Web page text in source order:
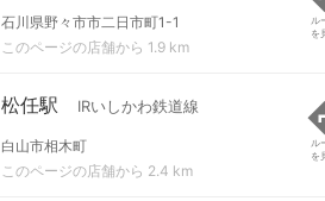
石川県野々市市二日市町1-1
このページの店舗から 1.9 km
ル
を
松任駅 IRいしかわ鉄道線
白山市相木町
このページの店舗から 2.4 km
ル
を